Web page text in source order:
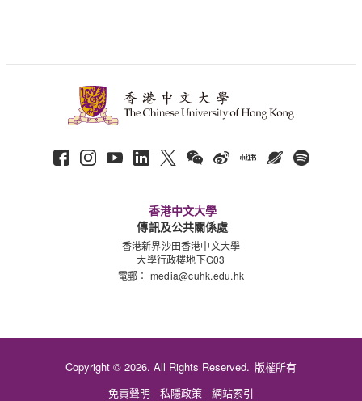
香港中文大學
傳訊及公共關係處
香港新界沙田香港中文大學
大學行政樓地下G03
電郵： media@cuhk.edu.hk
Copyright © 2026. All Rights Reserved. 版權所有
免責聲明
私隱政策 網站索引